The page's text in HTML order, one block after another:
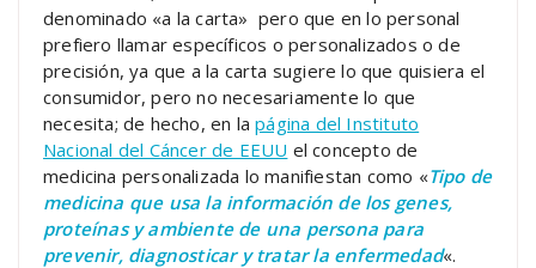
denominado «a la carta» pero que en lo personal
prefiero llamar específicos o personalizados o de
precisión, ya que a la carta sugiere lo que quisiera el
consumidor, pero no necesariamente lo que
necesita; de hecho, en lapágina del Instituto
Nacional del Cáncer de EEUU el concepto de
medicina personalizada lo manifiestan como «Tipo de
medicina que usa la información de los genes,
proteínas y ambiente de una persona para
prevenir, diagnosticar y tratar la enfermedad«.